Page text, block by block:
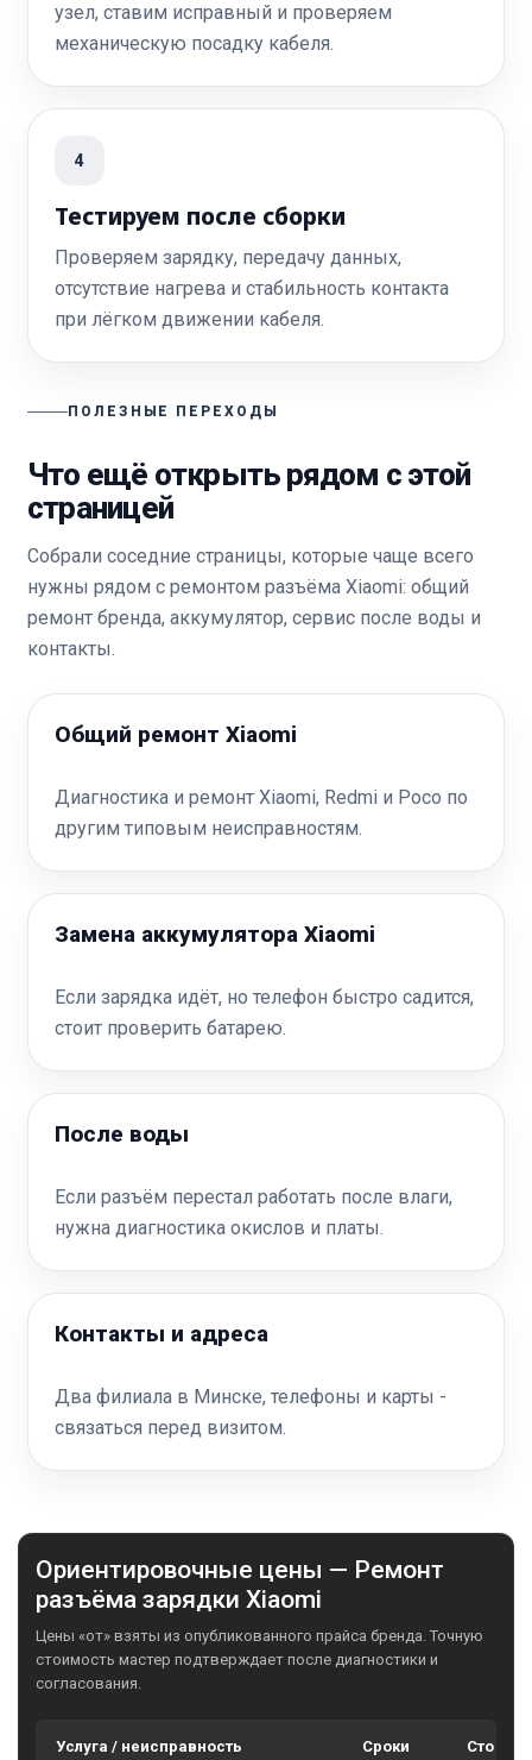
узел, ставим исправный и проверяем
механическую посадку кабеля.
4
Тестируем после сборки
Проверяем зарядку, передачу данных,
отсутствие нагрева и стабильность контакта
при лёгком движении кабеля.
ПОЛЕЗНЫЕ ПЕРЕХОДЫ
Что ещё открыть рядом с этой
страницей
Собрали соседние страницы, которые чаще всего
нужны рядом с ремонтом разъёма Xiaomi: общий
ремонт бренда, аккумулятор, сервис после воды и
контакты.
Общий ремонт Xiaomi
Диагностика и ремонт Xiaomi, Redmi и Poco по
другим типовым неисправностям.
Замена аккумулятора Xiaomi
Если зарядка идёт, но телефон быстро садится,
стоит проверить батарею.
После воды
Если разъём перестал работать после влаги,
нужна диагностика окислов и платы.
Контакты и адреса
Два филиала в Минске, телефоны и карты -
связаться перед визитом.
Ориентировочные цены — Ремонт
разъёма зарядки Xiaomi
Цены «от» взяты из опубликованного прайса бренда. Точную
стоимость мастер подтверждает после диагностики и
согласования.
Услуга / неисправность Сроки